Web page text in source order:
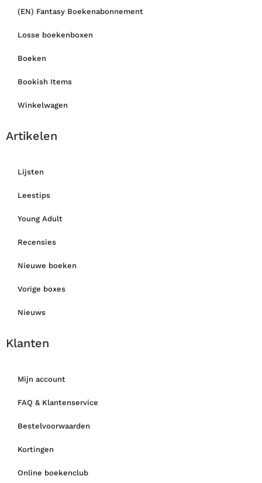
(EN) Fantasy Boekenabonnement
Losse boekenboxen
Boeken
Bookish Items
Winkelwagen
Artikelen
Lijsten
Leestips
Young Adult
Recensies
Nieuwe boeken
Vorige boxes
Nieuws
Klanten
Mijn account
FAQ & Klantenservice
Bestelvoorwaarden
Kortingen
Online boekenclub